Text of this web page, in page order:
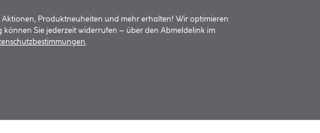
Produktneuheiten und mehr erhalten! Wir optimieren
Sie jederzeit widerrufen – über den Abmeldelink im